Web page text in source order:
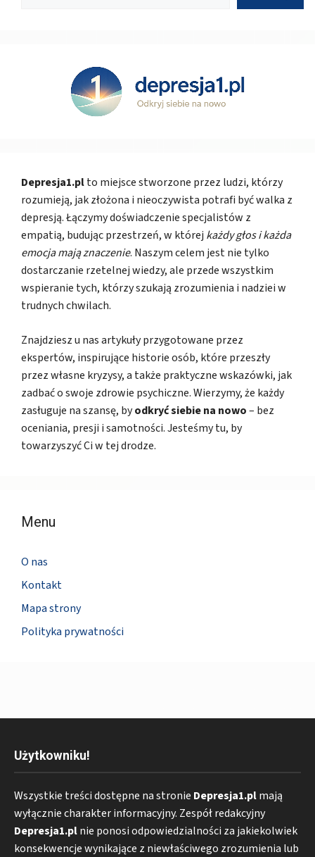
Depresja1.plto miejsce stworzone przez ludzi, którzy
rozumieją, jak złożona i nieoczywista potrafi być walka z
depresją. Łączymy doświadczenie specjalistów z
empatią, budując przestrzeń, w której każdy głos i każda
emocja mają znaczenie. Naszym celem jest nie tylko
dostarczanie rzetelnej wiedzy, ale przede wszystkim
wspieranie tych, którzy szukają zrozumienia i nadziei w
trudnych chwilach.
Znajdziesz u nas artykuły przygotowane przez
ekspertów, inspirujące historie osób, które przeszły
przez własne kryzysy, a także praktyczne wskazówki, jak
zadbać o swoje zdrowie psychiczne. Wierzymy, że każdy
zasługuje na szansę, byodkryć siebie na nowo– bez
oceniania, presji i samotności. Jesteśmy tu, by
towarzyszyć Ci w tej drodze.
Menu
O nas
Kontakt
Mapa strony
Polityka prywatności
Użytkowniku!
Wszystkie treści dostępne na stronie Depresja1.plmają
wyłącznie charakter informacyjny. Zespół redakcyjny
Depresja1.plnie ponosi odpowiedzialności za jakiekolwiek
konsekwencje wynikające z niewłaściwego zrozumienia lub